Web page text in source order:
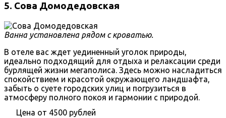
5. Сова Домодедовская
Ванна установлена рядом с кроватью.
В отеле вас ждет уединенный уголок природы,
идеально подходящий для отдыха и релаксации среди
бурлящей жизни мегаполиса. Здесь можно насладиться
спокойствием и красотой окружающего ландшафта,
забыть о суете городских улиц и погрузиться в
атмосферу полного покоя и гармонии с природой.
Цена от 4500 рублей